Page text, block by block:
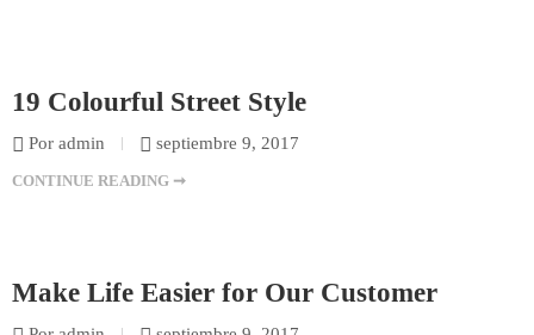
19 Colourful Street Style
Por admin septiembre 9, 2017
CONTINUE READING ➞
Make Life Easier for Our Customer